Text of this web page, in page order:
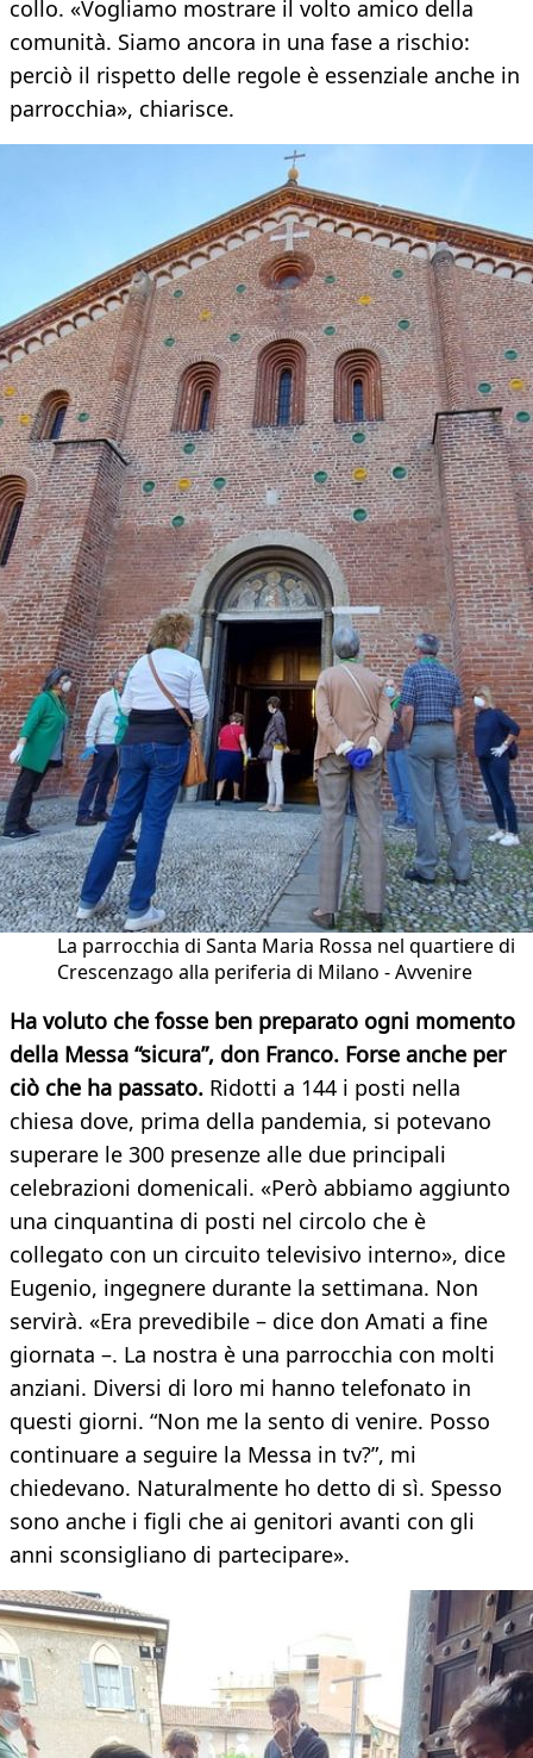
collo. «Vogliamo mostrare il volto amico della
comunità. Siamo ancora in una fase a rischio:
perciò il rispetto delle regole è essenziale anche in
parrocchia», chiarisce.
La parrocchia di Santa Maria Rossa nel quartiere di
Crescenzago alla periferia di Milano - Avvenire
Ha voluto che fosse ben preparato ogni momento
della Messa “sicura”, don Franco. Forse anche per
ciò che ha passato. Ridotti a 144 i posti nella
chiesa dove, prima della pandemia, si potevano
superare le 300 presenze alle due principali
celebrazioni domenicali. «Però abbiamo aggiunto
una cinquantina di posti nel circolo che è
collegato con un circuito televisivo interno», dice
Eugenio, ingegnere durante la settimana. Non
servirà. «Era prevedibile – dice don Amati a fine
giornata –. La nostra è una parrocchia con molti
anziani. Diversi di loro mi hanno telefonato in
questi giorni. “Non me la sento di venire. Posso
continuare a seguire la Messa in tv?”, mi
chiedevano. Naturalmente ho detto di sì. Spesso
sono anche i figli che ai genitori avanti con gli
anni sconsigliano di partecipare».